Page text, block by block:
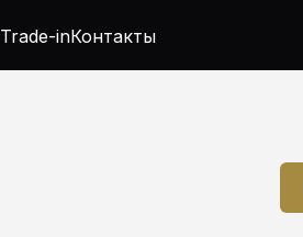
Trade-inКонтакты